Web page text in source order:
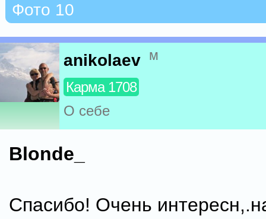
Фото 10
anikolaev м
Карма 1708
О себе
Blonde_
Спасибо! Очень